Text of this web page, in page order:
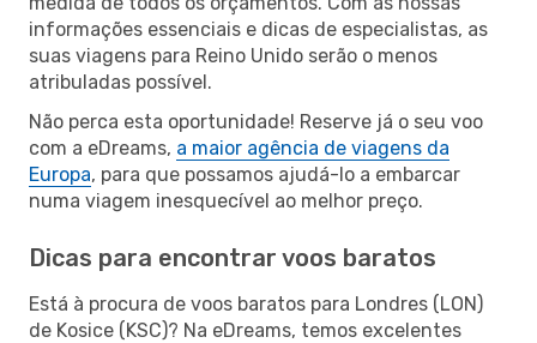
informações essenciais e dicas de especialistas, as
suas viagens para Reino Unido serão o menos
atribuladas possível.
Não perca esta oportunidade! Reserve já o seu voo
com a eDreams, a maior agência de viagens da
Europa, para que possamos ajudá-lo a embarcar
numa viagem inesquecível ao melhor preço.
Dicas para encontrar voos baratos
Está à procura de voos baratos para Londres (LON)
de Kosice (KSC)? Na eDreams, temos excelentes